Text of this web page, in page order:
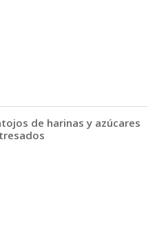
de harinas y azúcares